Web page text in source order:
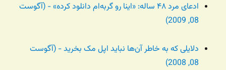
ادعای مرد ۴۸ ساله: «اینا رو گربه‌ام دانلود کرده» - (آگوست
08, 2009)
دلایلی که به خاطر آن‌ها نباید اپل مک بخرید - (آگوست
08, 2008)